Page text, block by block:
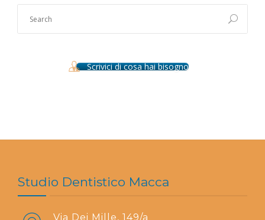
Scrivici di cosa hai bisogno
Studio Dentistico Macca
Via Dei Mille, 149/a